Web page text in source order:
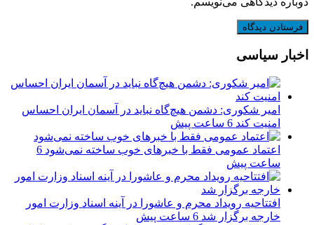
اخبار سیاسی
امیر شکوری: دشمن هیچ‌گاه نباید در آسمان ایران احساس
امنیت کند 6 ساعت پیش
اعتماد عمومی فقط با خبرهای خوب ساخته نمی‌شود 6
ساعت پیش
افتتاحیه رویداد محرم و عاشورا در آینه اسناد وزارت امور
خارجه برگزار شد 6 ساعت پیش